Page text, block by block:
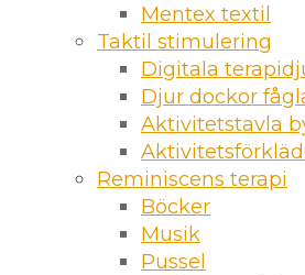
Mentex textil
Taktil stimulering
Digitala
Djur dockor
Aktivitetstavla
Reminiscens terapi
Böcker
Musik
Pussel